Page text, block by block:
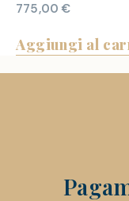
775,00€
Aggiungi al